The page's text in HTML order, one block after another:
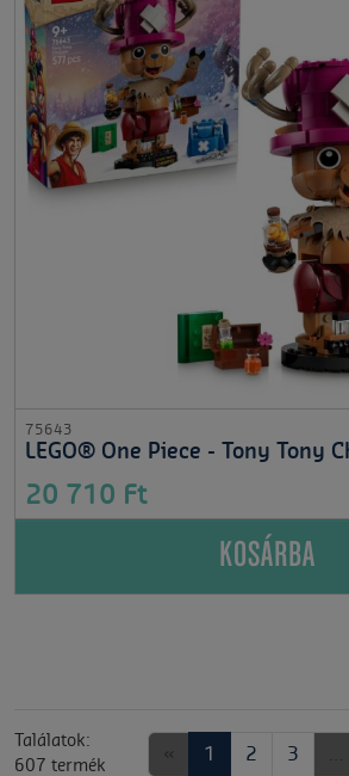
75643
LEGO® One Piece - Tony Tony
20 710 Ft
KOSÁRBA
Találatok:
607 termék
1 2 3